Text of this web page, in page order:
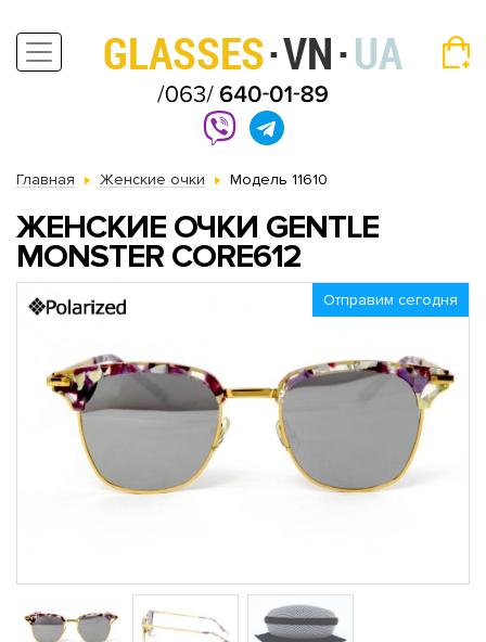
Главная Женские очки Модель 11610
ЖЕНСКИЕ ОЧКИ GENTLE
MONSTER CORE612
Отправим сегодня